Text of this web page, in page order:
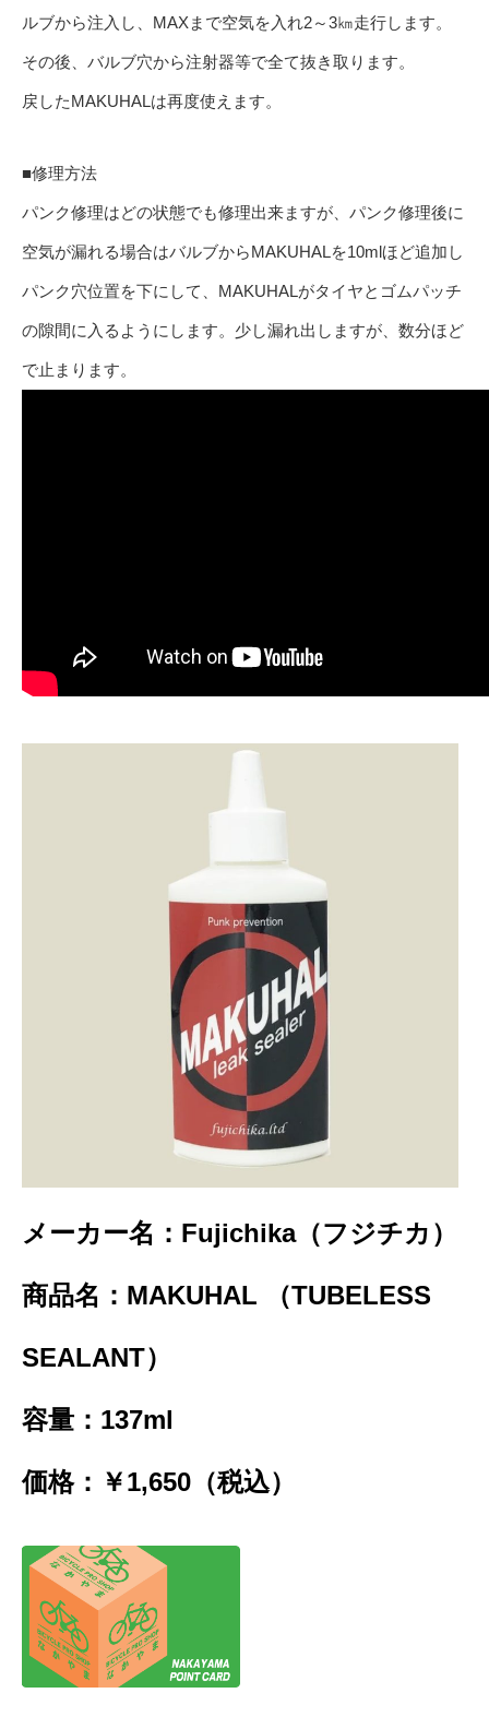
ルブから注入し、MAXまで空気を入れ2～3㎞走行します。
その後、バルブ穴から注射器等で全て抜き取ります。
戻したMAKUHALは再度使えます。
■修理方法
パンク修理はどの状態でも修理出来ますが、パンク修理後に
空気が漏れる場合はバルブからMAKUHALを10mlほど追加し
パンク穴位置を下にして、MAKUHALがタイヤとゴムパッチ
の隙間に入るようにします。少し漏れ出しますが、数分ほど
で止まります。
メーカー名：Fujichika（フジチカ）
商品名：MAKUHAL （TUBELESS
SEALANT）
容量：137ml
価格：￥1,650（税込）